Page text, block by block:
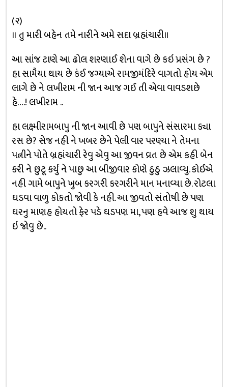
(૨)
॥ તુ મારી બહેન તમે નારીને અમે સદા બ્રહ્મંચારી॥
આ સાંજ ટાણે આ ઢોલ શરણાઈ શેના વાગે છે કઇ પ્રસંગ છે ?
હા સામૈયા થાય છે કંઈ જગ્યાએ રામજીમંદિરે વાગતો હોય એમ
લાગે છે ને લખીરામ ની જાન આજ ગઈ તી એવા વાવડશછે
હે….! લખીરામ ..
હા લક્ષ્મીરામબાપુ ની જાન આવી છે પણ બાપુને સંસારમા ક્યા
રસ છે? સેજ નહી ને ખબર છેને પેલી વાર પરણ્યા ને તેમના
પત્નીને પોતે બ્રહ્મંચારી રેવુ એવુ આ જીવન વ્રત છે એમ કહી બેન
કરી ને છુટૂ કર્યુ ને પાછુ આ બીજીવાર કોણે ઠુઠુ ઝલાવ્યુ. કોઈએ
નહી ગામે બાપુને ખુબ કરગરી કરગરીને માન મનાવ્યા છે. રોટલા
ઘડવા વાળુ કોકતો જોવી કે નહી. આ જીવતો સંતોષી છે પણ
ઘરનુ માણહ હોયતો ફેર પડે ઘડપણ મા, પણ હવે આજ શુ થાય
ઇ જોવુ છે..